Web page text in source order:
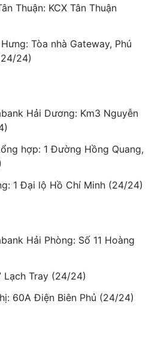
Thuận: KCX Tân Thuận
Tòa nhà Gateway, Phú
24)
Hải Dương: Km3 Nguyễn
hợp: 1 Đường Hồng Quang,
1 Đại lộ Hồ Chí Minh (24/24)
Hải Phòng: Số 11 Hoàng
Lạch Tray (24/24)
60A Điện Biên Phủ (24/24)